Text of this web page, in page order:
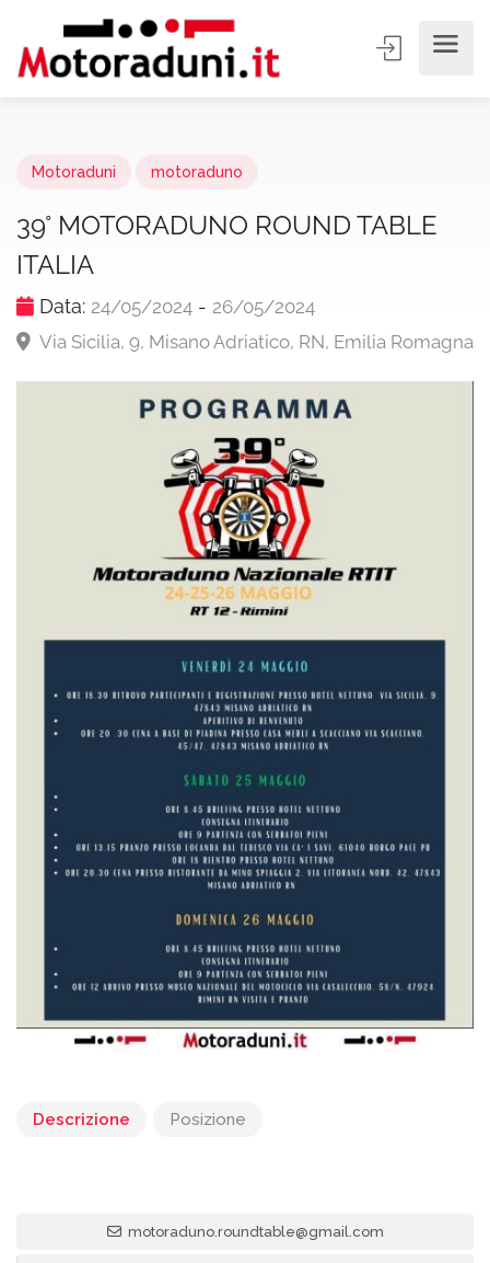
Motoraduni motoraduno
39° MOTORADUNO ROUND TABLE
ITALIA
Data: 24/05/2024 - 26/05/2024
Via Sicilia, 9, Misano Adriatico, RN, Emilia Romagna
Descrizione Posizione
motoraduno.roundtable@gmail.com